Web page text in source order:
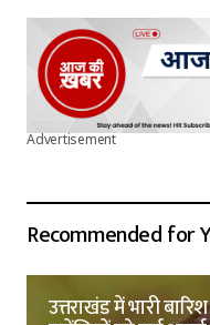
Advertisement
Recommended for
उत्तराखंड में भारी